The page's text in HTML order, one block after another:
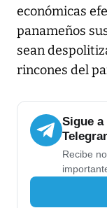
económicas
panameños
sean
rincones del
Sigue a
Recibe